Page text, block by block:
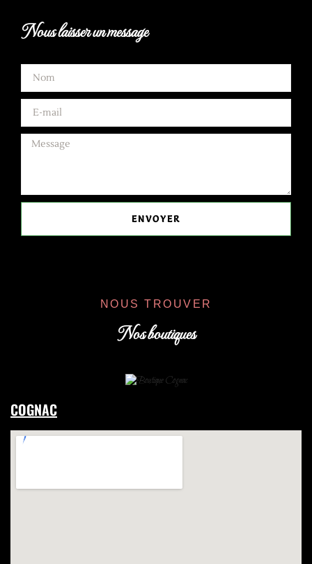
Nous laisser un message
ENVOYER
NOUS TROUVER
Nos boutiques
COGNAC